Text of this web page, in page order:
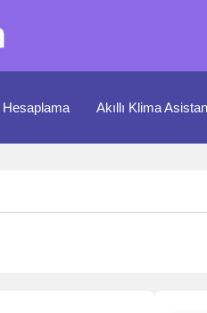
Hesaplama Akıllı Klima